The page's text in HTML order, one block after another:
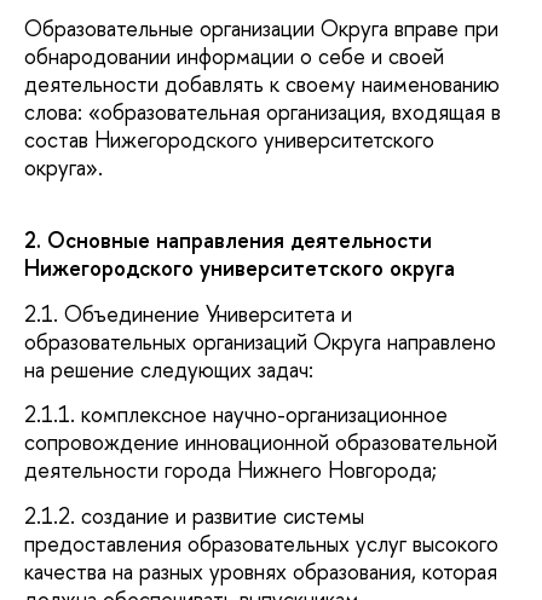
Образовательные организации Округа вправе при
обнародовании информации о себе и своей
деятельности добавлять к своему наименованию
слова: «образовательная организация, входящая в
состав Нижегородского университетского
округа».
2. Основные направления деятельности
Нижегородского университетского округа
2.1. Объединение Университета и
образовательных организаций Округа направлено
на решение следующих задач:
2.1.1. комплексное научно-организационное
сопровождение инновационной образовательной
деятельности города Нижнего Новгорода;
2.1.2. создание и развитие системы
предоставления образовательных услуг высокого
качества на разных уровнях образования, которая